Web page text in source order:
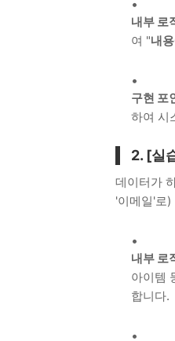
내부 로
여 "내
구현 포
하여 시
2. [실
데이터가
'이메일'로)
내부 로
아이템
합니다.